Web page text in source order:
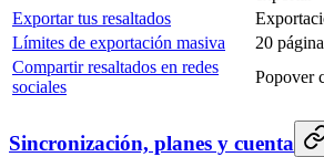
Exportar tus resaltados
Límites de exportación masiva
20
Compartir resaltados en redes
sociales
Popover
Sincronización, planes y cuenta